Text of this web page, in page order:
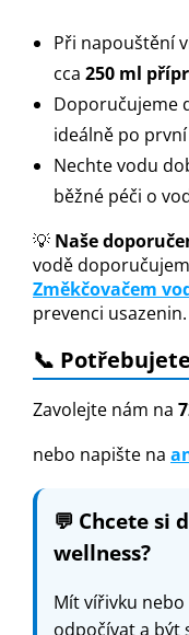
Při napouštění
cca250 ml
Doporučujeme
ideálně po
Nechte vodu
běžné péči o
💡 Naše
vodě
Změkčovačem
prevenci usazenin.
📞
Zavolejte nám na
nebo napište na
💬 Chcete si
wellness?
Mít vířivku nebo
odpočívat a být